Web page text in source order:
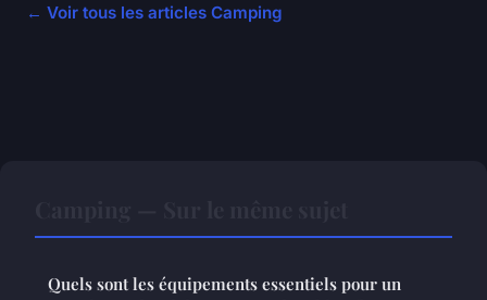
← Voir tous les articles Camping
Quels sont les équipements essentiels pour un